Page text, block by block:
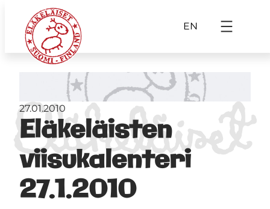
EN
Eläkeläisten
viisukalenteri
27.1.2010
27.01.2010